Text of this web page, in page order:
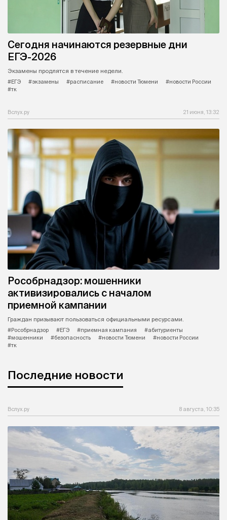
Сегодня начинаются резервные дни
ЕГЭ-2026
Экзамены продлятся в течение недели.
#ЕГЭ
#экзамены #расписание #новости Тюмени
#новости России
#тк
Вслух.ру 21 июня, 13:32
Рособрнадзор: мошенники
активизировались с началом
приемной кампании
Граждан призывают пользоваться официальными ресурсами.
#Рособрнадзор
#ЕГЭ #приемная кампания
#абитуриенты
#мошенники
#безопасность #новости Тюмени
#новости России
#тк
Последние новости
Вслух.ру 8 августа, 10:35